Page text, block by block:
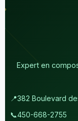
Expert en
📍382 Boulevard
📞450-668-2755